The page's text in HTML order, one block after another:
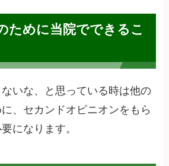
ために当院でできるこ
いな、と思っている時は他の
、セカンドオピニオンをもら
になります。